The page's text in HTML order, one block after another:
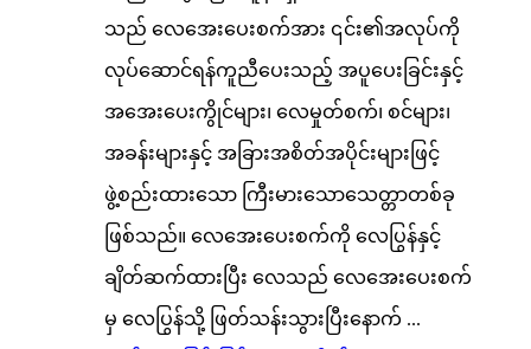
သည် လေအေးပေးစက်အား ၎င်း၏အလုပ်ကို
လုပ်ဆောင်ရန်ကူညီပေးသည့် အပူပေးခြင်းနှင့်
အအေးပေးကွိုင်များ၊ လေမှုတ်စက်၊ စင်များ၊
အခန်းများနှင့် အခြားအစိတ်အပိုင်းများဖြင့်
ဖွဲ့စည်းထားသော ကြီးမားသောသေတ္တာတစ်ခု
ဖြစ်သည်။ လေအေးပေးစက်ကို လေပြွန်နှင့်
ချိတ်ဆက်ထားပြီး လေသည် လေအေးပေးစက်
မှ လေပြွန်သို့ ဖြတ်သန်းသွားပြီးနောက် ...